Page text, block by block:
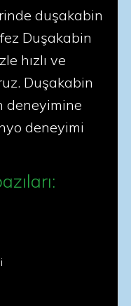
duşakabin
Duşakabin
hızlı ve
Duşakabin
deneyimine
deneyimi